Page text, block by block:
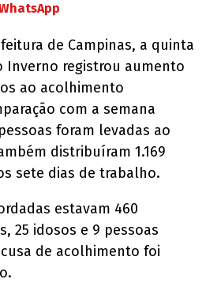
de Campinas, a quinta
Inverno registrou aumento
ao acolhimento
com a semana
foram levadas ao
distribuíram 1.169
sete dias de trabalho.
estavam 460
25 idosos e 9 pessoas
de acolhimento foi